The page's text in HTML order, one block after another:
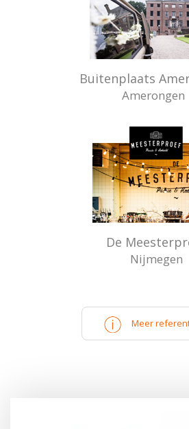
Buitenplaats
Amerongen
De
Nijmegen
Meer